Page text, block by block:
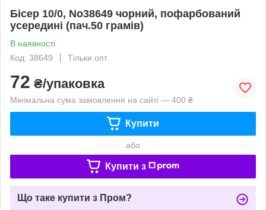
Бісер 10/0, No38649 чорний, пофарбований
усередині (пач.50 грамів)
В наявності
Код: 38649
Тільки опт
72 ₴/упаковка
Мінімальна сума замовлення на сайті — 400 ₴
Купити
або
Купити з
Що таке купити з Пром?